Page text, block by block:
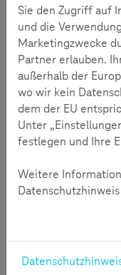
Und Hass-
Dann können alle
Sie den Zugriff auf
und die
Marketingzwecke
Partner erlauben.
außerhalb der
wo wir kein
dem der EU
Unter
festlegen und Ihre
Weitere